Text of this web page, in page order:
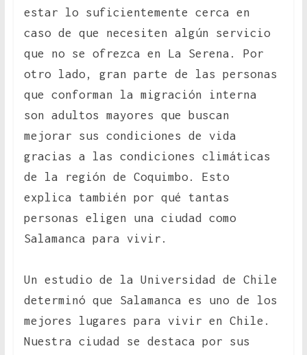
estar lo suficientemente cerca en
caso de que necesiten algún servicio
que no se ofrezca en La Serena. Por
otro lado, gran parte de las personas
que conforman la migración interna
son adultos mayores que buscan
mejorar sus condiciones de vida
gracias a las condiciones climáticas
de la región de Coquimbo. Esto
explica también por qué tantas
personas eligen una ciudad como
Salamanca para vivir.
Un estudio de la Universidad de Chile
determinó que Salamanca es uno de los
mejores lugares para vivir en Chile.
Nuestra ciudad se destaca por sus